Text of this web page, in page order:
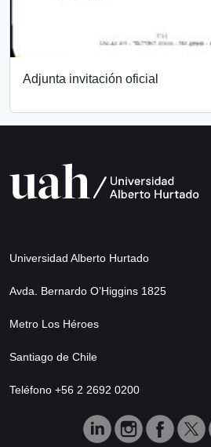
Adjunta invitación oficial
Universidad Alberto Hurtado
Avda. Bernardo O’Higgins 1825
Metro Los Héroes
Santiago de Chile
Teléfono +56 2 2692 0200